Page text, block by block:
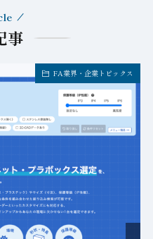
事
FA業界・企業トピックス